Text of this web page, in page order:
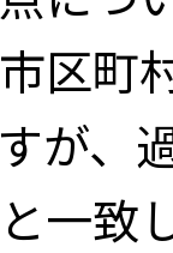
区町
が、
一致